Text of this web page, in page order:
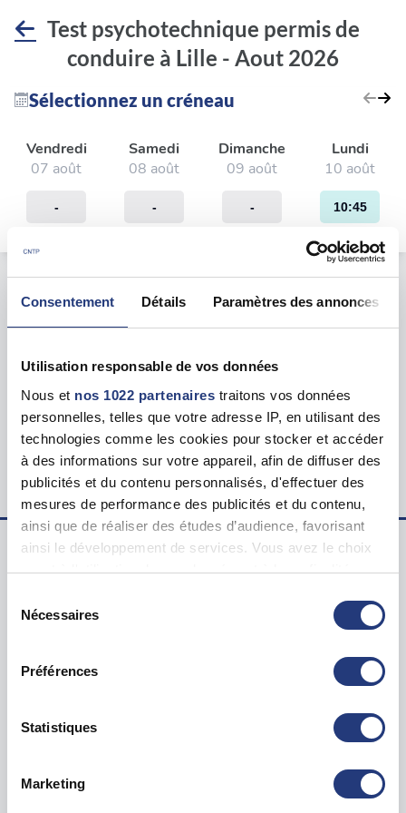
Consentement Détails Paramètres des annonces
Utilisation responsable de vos données
Nous et nos 1022 partenaires traitons vos données
personnelles, telles que votre adresse IP, en utilisant des
technologies comme les cookies pour stocker et accéder
à des informations sur votre appareil, afin de diffuser des
publicités et du contenu personnalisés, d'effectuer des
mesures de performance des publicités et du contenu,
ainsi que de réaliser des études d’audience, favorisant
ainsi le développement de services. Vous avez le choix
quant à l'utilisation de vos données et à leurs finalités.
tout moment en consultant la Déclaration relative aux
cookies ou en cliquant sur l'icône de confidentialité.
Si vous le permettez, nous aimerions également :
géographique qui peuvent être précises à plusieurs
Identifier votre appareil en l'analysant activement
pour en relever les caractéristiques spécifiques
Nécessaires
Préférences
Statistiques
Marketing
Test psychotechnique permis de
conduire à Lille - Aout 2026
Le test psychotechnique
Tarif
Lieu du test psychotechnique
48bis Rue de Valenciennes, 59000 Lille
Sélectionnez un créneau
Vendredi
07 août
-
Samedi
08 août
-
Dimanche
09 août
-
Lundi
10 août
10:45
Questions sur le test psychotechnique